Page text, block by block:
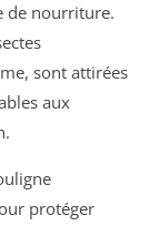
de nourriture.
sont attirées
aux
protéger